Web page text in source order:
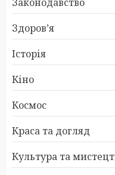
Здоров’я
Історія
Кіно
Космос
Краса та догляд
Культура та